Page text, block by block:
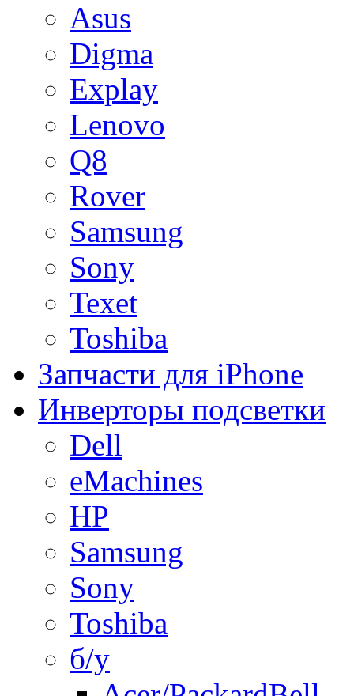
Asus
Digma
Explay
Lenovo
Q8
Rover
Samsung
Sony
Texet
Toshiba
Запчасти для iPhone
Инверторы подсветки
Dell
eMachines
HP
Samsung
Sony
Toshiba
б/у